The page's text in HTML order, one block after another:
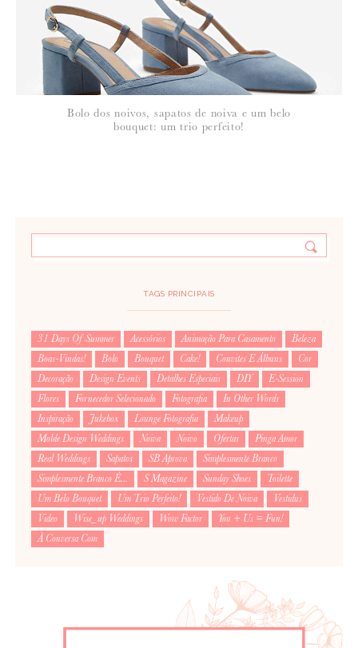
Bolo dos noivos, sapatos de noiva e um belo
bouquet: um trio perfeito!
TAGS PRINCIPAIS
31 Days Of Summer Acessórios Animação Para Casamento
Beleza
Boas-Vindas!
Bolo Bouquet Cake! Convites E Álbuns
Cor
Decoração
Design Events Detalhes Especiais DIY
E-Session
Flores
Fornecedor Selecionado Fotografia
In Other Words
Inspiração
Jukebox Lounge Fotografia
Makeup
Molde Design Weddings
Noiva Noivo Ofertas
Pinga Amor
Real Weddings
Sapatos SB Aprova
Simplesmente Branco
Simplesmente Branco É...
S Magazine Sunday Shoes
Toilette
Um Belo Bouquet
Um Trio Perfeito! Vestido De Noiva
Vestidus
Video
Wise_up Weddings Wow Factor
You + Us = Fun!
À Conversa Com